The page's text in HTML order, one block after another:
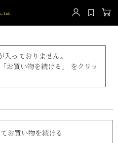
っておりません。
お買い物を続ける」 をクリッ
お買い物を続ける